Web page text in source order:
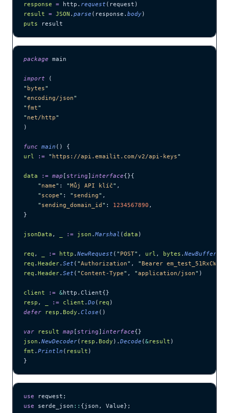
response = http. request (request)
result = JSON . parse (response. body)
puts result
package main
import (
" bytes"
"encoding/json"
" fmt"
" net/http"
)
func main () {
url := " https://api.emailit.com/v2/api-keys"
data := map [ string] interface{}{
    "
name" : "Můj API klíč" ,
    "
scope" : " sending" ,
    "
sending_domain_id " : 1234567890 ,
}
jsonData , := json .Marshal (data )
req , := http . NewRequest ( " POST" , url , bytes . NewBuffer
req . Header. Set ( "Authorization" , "Bearer
req . Header. Set ( "Content-Type" , "application/json" )
client := &http.Client{}
resp , := client . Do ( req )
defer resp . Body . Close ()
var result map [ string] interface{}
json . NewDecoder( resp . Body ). Decode (&result )
fmt . Println ( result )
}
use reqwest;
use serde_json :: {json, Value};